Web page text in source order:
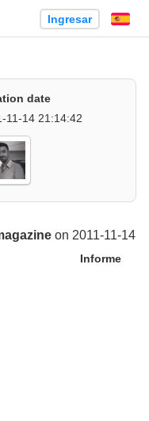
Ingresar
date
11-14 21:14:42
on 2011-11-14
Informe